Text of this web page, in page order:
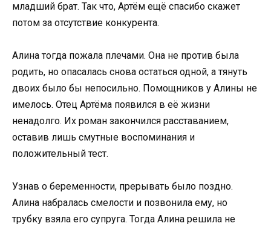
младший брат. Так что, Артём ещё спасибо скажет
потом за отсутствие конкурента.
Алина тогда пожала плечами. Она не против была
родить, но опасалась снова остаться одной, а тянуть
двоих было бы непосильно. Помощников у Алины не
имелось. Отец Артёма появился в её жизни
ненадолго. Их роман закончился расставанием,
оставив лишь смутные воспоминания и
положительный тест.
Узнав о беременности, прерывать было поздно.
Алина набралась смелости и позвонила ему, но
трубку взяла его супруга. Тогда Алина решила не